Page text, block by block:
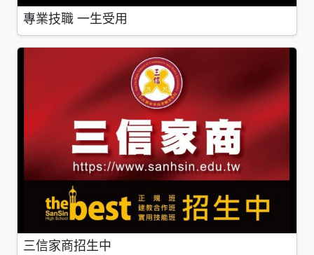
專業技職 一生受用
三信家商招生中